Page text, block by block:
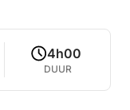
4h00
DUUR